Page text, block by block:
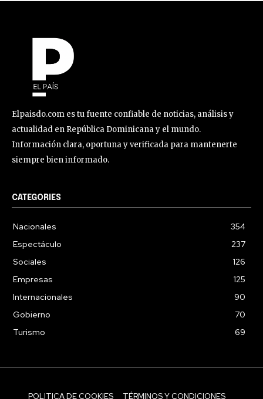
Elpaisdo.com es tu fuente confiable de noticias, análisis y
actualidad en República Dominicana y el mundo.
Información clara, oportuna y verificada para mantenerte
siempre bien informado.
CATEGORIES
Nacionales
354
Espectáculo
237
Sociales
126
Empresas
125
Internacionales
90
Gobierno
70
Turismo
69
POLITICA DE COOKIES TÉRMINOS Y CONDICIONES